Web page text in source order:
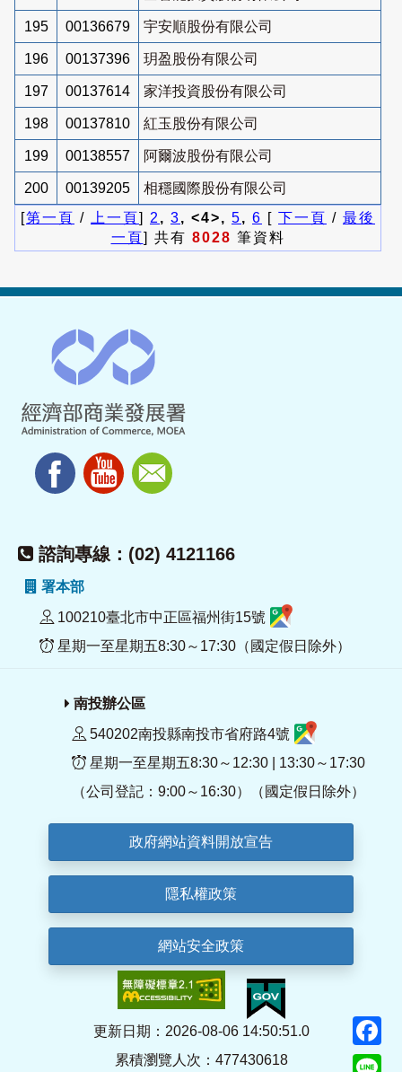
195 00136679 宇安順股份有限公司
196 00137396 玥盈股份有限公司
197 00137614 家洋投資股份有限公司
198 00137810 紅玉股份有限公司
199 00138557 阿爾波股份有限公司
200 00139205
相穩國際股份有限公司
[第一頁 / 上一頁] 2 , 3, <4>, 5, 6 [ 下一頁 / 最後
一頁] 共有 8028 筆資料
諮詢專線：(02) 4121166
署本部
100210臺北市中正區福州街15號
星期一至星期五8:30～17:30（國定假日除外）
南投辦公區
540202南投縣南投市省府路4號
星期一至星期五8:30～12:30 | 13:30～17:30
（公司登記：9:00～16:30）（國定假日除外）
政府網站資料開放宣告
隱私權政策
網站安全政策
更新日期：2026-08-06 14:50:51.0
累積瀏覽人次：477430618